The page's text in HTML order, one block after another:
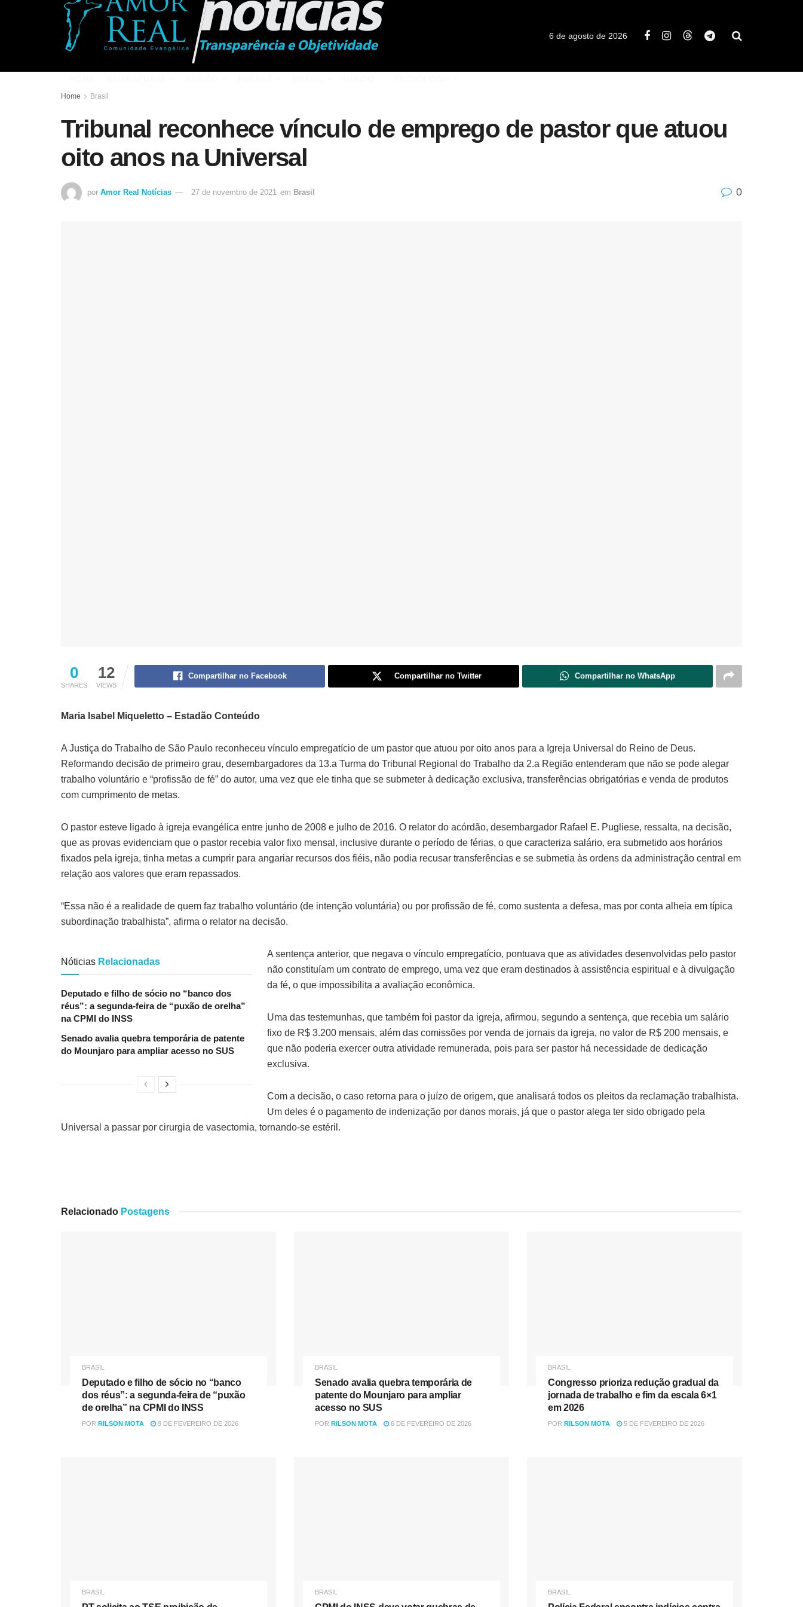
6 de agosto de 2026
Home Brasil
Tribunal reconhece vínculo de emprego de pastor que atuou
oito anos na Universal
por Amor Real Notícias 27 de novembro de 2021 em Brasil 0
0
SHARES
12
VIEWS
Compartilhar no Facebook Compartilhar no Twitter Compartilhar no WhatsApp
Maria Isabel Miqueletto – Estadão Conteúdo
A Justiça do Trabalho de São Paulo reconheceu vínculo empregatício de um pastor que atuou por oito anos para a Igreja Universal do Reino de Deus.
Reformando decisão de primeiro grau, desembargadores da 13.a Turma do Tribunal Regional do Trabalho da 2.a Região entenderam que não se pode alegar
trabalho voluntário e “profissão de fé” do autor, uma vez que ele tinha que se submeter à dedicação exclusiva, transferências obrigatórias e venda de produtos
com cumprimento de metas.
O pastor esteve ligado à igreja evangélica entre junho de 2008 e julho de 2016. O relator do acórdão, desembargador Rafael E. Pugliese, ressalta, na decisão,
que as provas evidenciam que o pastor recebia valor fixo mensal, inclusive durante o período de férias, o que caracteriza salário, era submetido aos horários
fixados pela igreja, tinha metas a cumprir para angariar recursos dos fiéis, não podia recusar transferências e se submetia às ordens da administração central em
relação aos valores que eram repassados.
“Essa não é a realidade de quem faz trabalho voluntário (de intenção voluntária) ou por profissão de fé, como sustenta a defesa, mas por conta alheia em típica
subordinação trabalhista”, afirma o relator na decisão.
Nóticias Relacionadas
Deputado e filho de sócio no “banco dos
réus”: a segunda-feira de “puxão de orelha”
na CPMI do INSS
Senado avalia quebra temporária de patente
do Mounjaro para ampliar acesso no SUS
A sentença anterior, que negava o vínculo empregatício, pontuava que as atividades desenvolvidas pelo pastor
não constituíam um contrato de emprego, uma vez que eram destinados à assistência espiritual e à divulgação
da fé, o que impossibilita a avaliação econômica.
Uma das testemunhas, que também foi pastor da igreja, afirmou, segundo a sentença, que recebia um salário
fixo de R$ 3.200 mensais, além das comissões por venda de jornais da igreja, no valor de R$ 200 mensais, e
que não poderia exercer outra atividade remunerada, pois para ser pastor há necessidade de dedicação
exclusiva.
Com a decisão, o caso retorna para o juízo de origem, que analisará todos os pleitos da reclamação trabalhista.
Um deles é o pagamento de indenização por danos morais, já que o pastor alega ter sido obrigado pela
Universal a passar por cirurgia de vasectomia, tornando-se estéril.
Relacionado Postagens
BRASIL
Deputado e filho de sócio no “banco
dos réus”: a segunda-feira de “puxão
de orelha” na CPMI do INSS
POR RILSON MOTA 9 DE FEVEREIRO DE 2026
BRASIL
Senado avalia quebra temporária de
patente do Mounjaro para ampliar
acesso no SUS
POR RILSON MOTA 6 DE FEVEREIRO DE 2026
BRASIL
Congresso prioriza redução gradual da
jornada de trabalho e fim da escala 6×1
em 2026
POR RILSON MOTA 5 DE FEVEREIRO DE 2026
BRASIL BRASIL BRASIL